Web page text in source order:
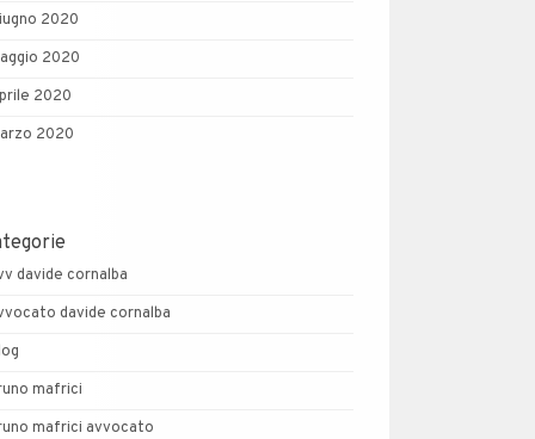
2020
2020
2020
2020
davide cornalba
davide cornalba
mafrici
mafrici avvocato